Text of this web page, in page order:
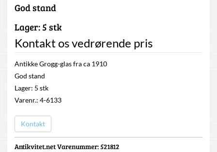
God stand
Lager: 5 stk
Kontakt os vedrørende pris
Antikke Grogg-glas fra ca 1910
God stand
Lager: 5 stk
Varenr.: 4-6133
Kontakt
Antikvitet.net Varenummer: 521812